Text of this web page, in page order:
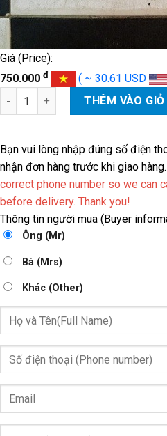
Giá (Price):
750.000 đ ( ~ 30.61 USD
BẠC BIÊN, BẠC BALIETHÊM VÀO
Bạn vui lòng nhập đúng số điện
nhận đơn hàng trước khi giao
correct phone number so we can
before delivery. Thank you!
Thông tin người mua (Buyer
Ông (Mr)
Bà (Mrs)
Khác (Other)